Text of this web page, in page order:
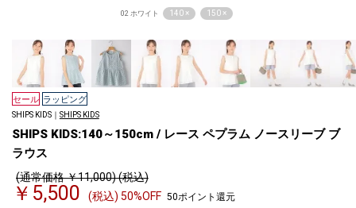
02 ホワイト 140 × 150 ×
セール ラッピング
SHIPS KIDS｜ SHIPS KIDS
SHIPS KIDS:140～150cm / レース ペプラム ノースリーブ ブ
ラウス
(通常価格 ￥11,000) (税込)
￥5,500 (税込) 50%OFF 50ポイント還元